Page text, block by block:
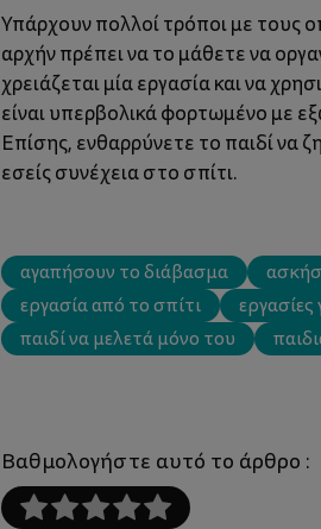
Βαθμολογήστε αυτό το άρθρο :
Υπάρχουν πολλοί τρόποι με τους
αρχήν πρέπει να το μάθετε να
χρειάζεται μία εργασία και να
είναι υπερβολικά φορτωμένο με
Επίσης, ενθαρρύνετε το παιδί να
εσείς συνέχεια στο σπίτι.
αγαπήσουν το διάβασμα
εργασία από το σπίτι
εργασίες
παιδί να μελετά μόνο του